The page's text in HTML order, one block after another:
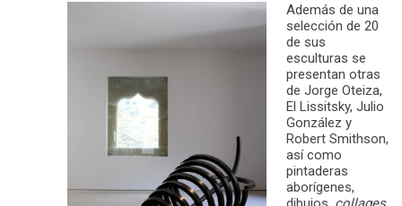
Además de una
selección de 20
de sus
esculturas se
presentan otras
de Jorge Oteiza,
El Lissitsky, Julio
González y
Robert Smithson,
así como
pintaderas
aborígenes,